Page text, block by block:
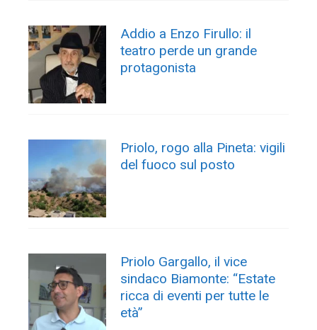
Addio a Enzo Firullo: il
teatro perde un grande
protagonista
Priolo, rogo alla Pineta: vigili
del fuoco sul posto
Priolo Gargallo, il vice
sindaco Biamonte: “Estate
ricca di eventi per tutte le
età”